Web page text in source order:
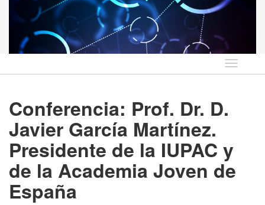
Idioma
Conferencia: Prof. Dr. D.
Javier García Martínez.
Presidente de la IUPAC y
de la Academia Joven de
España